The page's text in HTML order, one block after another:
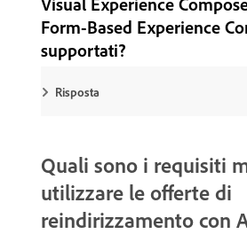
Form-Based Experience
supportati?
Risposta
Quali sono i requisiti
utilizzare le offerte di
reindirizzamento con